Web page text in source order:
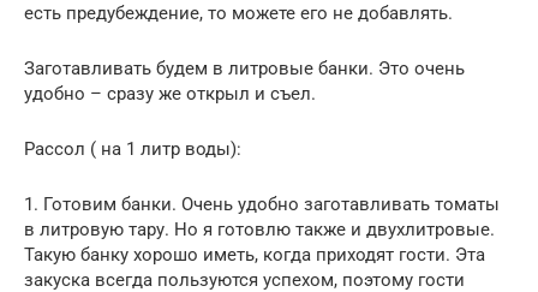
есть предубеждение, то можете его не добавлять.
Заготавливать будем в литровые банки. Это очень
удобно – сразу же открыл и съел.
Рассол ( на 1 литр воды):
1. Готовим банки. Очень удобно заготавливать томаты
в литровую тару. Но я готовлю также и двухлитровые.
Такую банку хорошо иметь, когда приходят гости. Эта
закуска всегда пользуются успехом, поэтому гости